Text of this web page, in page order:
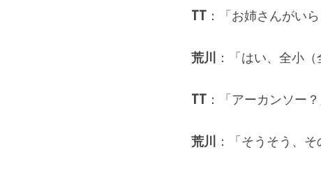
TT ：「お姉さんがい
荒川 ：「はい、全小
TT ：「アーカンソー？
荒川 ：「そうそう、